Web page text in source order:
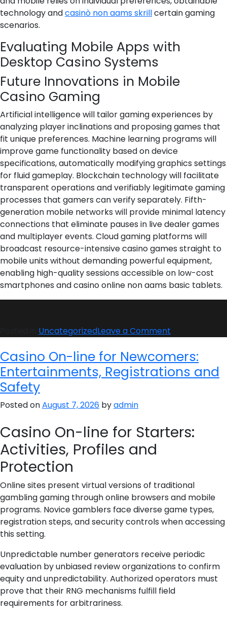
technology andcasinò non aams skrillcertain gaming
scenarios.
Evaluating Mobile Apps with
Desktop Casino Systems
Future Innovations in Mobile
Casino Gaming
Artificial intelligence will tailor gaming experiences by
analyzing player inclinations and proposing games that
fit unique preferences. Machine learning programs will
improve game functionality based on device
specifications, automatically modifying graphics settings
for fluid gameplay. Blockchain technology will facilitate
transparent operations and verifiably legitimate gaming
processes that gamers can verify separately. Fifth-
generation mobile networks will provide minimal latency
connections that eliminate pauses in live dealer games
and multiplayer events. Cloud gaming platforms will
broadcast resource-intensive casino games straight to
mobile units without demanding powerful equipment,
enabling high-quality sessions accessible on low-cost
smartphones and casino online non aams basic tablets.
UncategorizedLeave a Comment
On-
line
Adventure
Mobile
Devices
Casino On-line for Newcomers:
Entertainments, Registrations and
Safety
Posted onAugust 7, 2026 byadmin
Casino On-line for Starters:
Activities, Profiles and
Protection
Online sites present virtual versions of traditional
gambling gaming through online browsers and mobile
programs. Novice gamblers face diverse game types,
registration steps, and security controls when accessing
this setting.
Unpredictable number generators receive periodic
evaluation by unbiased review organizations to confirm
equity and unpredictability. Authorized operators must
prove that their RNG mechanisms fulfill field
requirements for arbitrariness.